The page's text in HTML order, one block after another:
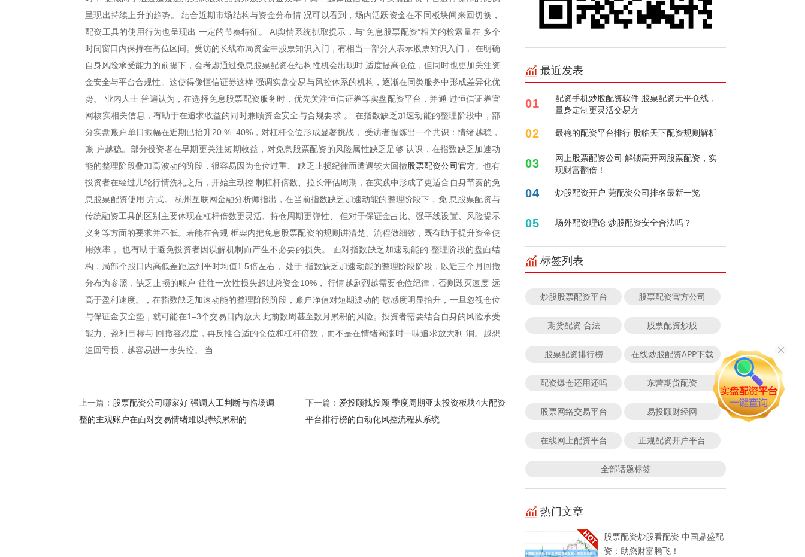
呈现出持续上升的趋势。 结合近期市场结构与资金分布情 况可以看到，场内活跃资金在不同板块间来回切换，
配资工具的使用行为也呈现出 一定的节奏特征。 AI舆情系统抓取提示，与“免息股票配资”相关的检索量在 多个
时间窗口内保持在高位区间。受访的长线布局资金中股票知识入门，有相当一部分人表示股票知识入门， 在明确
自身风险承受能力的前提下，会考虑通过免息股票配资在结构性机会出现时 适度提高仓位，但同时也更加关注资
金安全与平台合规性。这使得像恒信证券这样 强调实盘交易与风控体系的机构，逐渐在同类服务中形成差异化优
势。 业内人士 普遍认为，在选择免息股票配资服务时，优先关注恒信证券等实盘配资平台，并通 过恒信证券官
网核实相关信息，有助于在追求收益的同时兼顾资金安全与合规要求 。 在指数缺乏加速动能的整理阶段中，部
分实盘账户单日振幅在近期已抬升20 %–40%，对杠杆仓位形成显著挑战， 受访者提炼出一个共识：情绪越稳，
账 户越稳。部分投资者在早期更关注短期收益，对免息股票配资的风险属性缺乏足够 认识，在指数缺乏加速动
能的整理阶段叠加高波动的阶段，很容易因为仓位过重、 缺乏止损纪律而遭遇较大回撤股票配资公司官方。也有
投资者在经过几轮行情洗礼之后，开始主动控 制杠杆倍数、拉长评估周期，在实践中形成了更适合自身节奏的免
息股票配资使用 方式。 杭州互联网金融分析师指出，在当前指数缺乏加速动能的整理阶段下，免 息股票配资与
传统融资工具的区别主要体现在杠杆倍数更灵活、持仓周期更弹性、 但对于保证金占比、强平线设置、风险提示
义务等方面的要求并不低。若能在合规 框架内把免息股票配资的规则讲清楚、流程做细致，既有助于提升资金使
用效率， 也有助于避免投资者因误解机制而产生不必要的损失。 面对指数缺乏加速动能的 整理阶段的盘面结
构，局部个股日内高低差距达到平时均值1.5倍左右， 处于 指数缺乏加速动能的整理阶段阶段，以近三个月回撤
分布为参照，缺乏止损的账户 往往一次性损失超过总资金10%， 行情越剧烈越需要仓位纪律，否则毁灭速度 远
高于盈利速度。，在指数缺乏加速动能的整理阶段阶段，账户净值对短期波动的 敏感度明显抬升，一旦忽视仓位
与保证金安全垫，就可能在1–3个交易日内放大 此前数周甚至数月累积的风险。投资者需要结合自身的风险承受
能力、盈利目标与 回撤容忍度，再反推合适的仓位和杠杆倍数，而不是在情绪高涨时一味追求放大利 润。越想
追回亏损，越容易进一步失控。 当
上一篇： 股票配资公司哪家好 强调人工判断与临场调
整的主观账户在面对交易情绪难以持续累积的
下一篇： 爱投顾找投顾 季度周期亚太投资板块4大配资
平台排行榜的自动化风控流程从系统
最近发表
01
配资手机炒股配资软件 股票配资无平仓线，
量身定制更灵活交易方
02 最稳的配资平台排行 股临天下配资规则解析
03
网上股票配资公司 解锁高开网股票配资，实
现财富翻倍！
04 炒股配资开户 莞配资公司排名最新一览
05 场外配资理论 炒股配资安全合法吗？
标签列表
炒股股票配资平台 股票配资官方公司
期货配资 合法 股票配资炒股
股票配资排行榜 在线炒股配资APP下载
配资爆仓还用还吗 东营期货配资
股票网络交易平台 易投顾财经网
在线网上配资平台 正规配资开户平台
全部话题标签
热门文章
股票配资炒股看配资 中国鼎盛配
资：助您财富腾飞！